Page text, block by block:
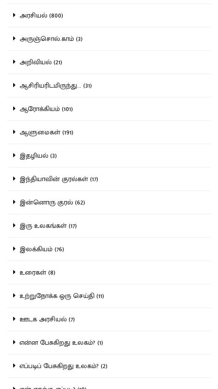
அரசியல் (800)
அருஞ்சொல்.காம் (3)
அறிவியல் (21)
ஆசிரியரிடமிருந்து... (31)
ஆரோக்கியம் (101)
ஆளுமைகள் (191)
இதழியல் (3)
இந்தியாவின் குரல்கள் (17)
இன்னொரு குரல் (62)
இரு உலகங்கள் (17)
இலக்கியம் (76)
உரைகள் (8)
உற்றுநோக்க ஒரு செய்தி (11)
ஊடக அரசியல் (7)
என்ன பேசுகிறது உலகம்? (1)
எப்படிப் பேசுகிறது உலகம்? (2)